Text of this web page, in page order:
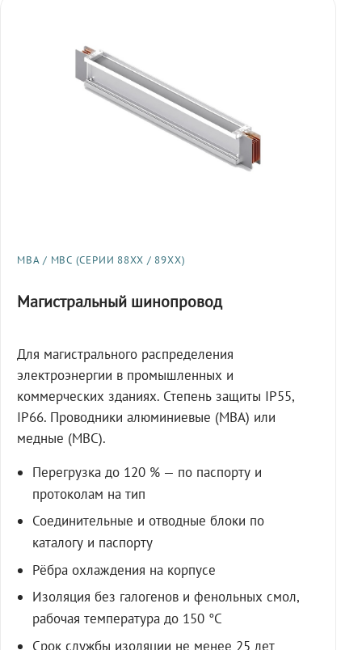
МВА / МВС (СЕРИИ 88XX / 89XX)
Магистральный шинопровод
Для магистрального распределения
электроэнергии в промышленных и
коммерческих зданиях. Степень защиты IP55,
IP66. Проводники алюминиевые (МВА) или
медные (МВС).
Перегрузка до 120 % — по паспорту и
протоколам на тип
Соединительные и отводные блоки по
каталогу и паспорту
Рёбра охлаждения на корпусе
Изоляция без галогенов и фенольных смол,
рабочая температура до 150 °C
Срок службы изоляции не менее 25 лет